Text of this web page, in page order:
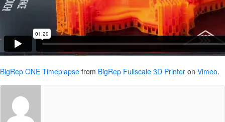
BigRep ONE Timeplapse from BigRep Fullscale 3D Printer on Vimeo.